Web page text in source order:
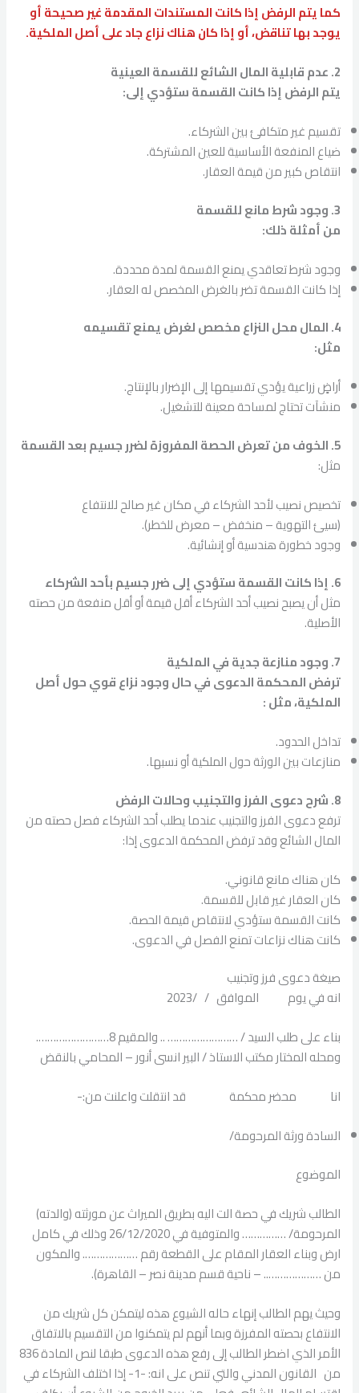
كما يتم الرفض إذا كانت المستندات المقدمة غير صحيحة أو
يوجد بها تناقض، أو إذا كان هناك نزاع جاد على أصل الملكية.
2. عدم قابلية المال الشائع للقسمة العينية
يتم الرفض إذا كانت القسمة ستؤدي إلى:
تقسيم غير متكافئ بين الشركاء.
ضياع المنفعة الأساسية للعين المشتركة.
انتقاص كبير من قيمة العقار.
3. وجود شرط مانع للقسمة
من أمثلة ذلك:
وجود شرط تعاقدي يمنع القسمة لمدة محددة.
إذا كانت القسمة تضر بالغرض المخصص له العقار.
4. المال محل النزاع مخصص لغرض يمنع تقسيمه
مثل:
أراضٍ زراعية يؤدي تقسيمها إلى الإضرار بالإنتاج.
منشآت تحتاج لمساحة معينة للتشغيل.
5. الخوف من تعرض الحصة المفروزة لضرر جسيم بعد القسمة
مثل:
تخصيص نصيب لأحد الشركاء في مكان غير صالح للانتفاع
(سيئ التهوية – منخفض – معرض للخطر).
وجود خطورة هندسية أو إنشائية.
6. إذا كانت القسمة ستؤدي إلى ضرر جسيم بأحد الشركاء
مثل أن يصبح نصيب أحد الشركاء أقل قيمة أو أقل منفعة من حصته
الأصلية.
7. وجود منازعة جدية في الملكية
ترفض المحكمة الدعوى في حال وجود نزاع قوي حول أصل
الملكية، مثل :
تداخل الحدود.
منازعات بين الورثة حول الملكية أو نسبها.
8. شرح دعوى الفرز والتجنيب وحالات الرفض
ترفع دعوى الفرز والتجنيب عندما يطلب أحد الشركاء فصل حصته من
المال الشائع وقد ترفض المحكمة الدعوى إذا:
كان هناك مانع قانوني.
كان العقار غير قابل للقسمة.
كانت القسمة ستؤدي لانتقاص قيمة الحصة.
كانت هناك نزاعات تمنع الفصل في الدعوى.
صيغة دعوى فرز وتجنيب
انه في يوم الموافق / /2023
بناء على طلب السيد / …………………… .. والمقيم 8…………………….
ومحله المختار مكتب الاستاذ / البير انسى أنور – المحامي بالنقض
انا محضر محكمة قد انتقلت واعلنت من:-
السادة ورثة المرحومة/
الموضوع
الطالب شريك في حصة الت اليه بطريق الميراث عن مورثته (والدته)
المرحومة/ …………… والمتوفية في 26/12/2020 وذلك في كامل
ارض وبناء العقار المقام على القطعة رقم ………………. والمكون
من ……………….. – ناحية قسم مدينة نصر – القاهرة).
وحيث يهم الطالب إنهاء حاله الشيوع هذه ليتمكن كل شريك من
الانتفاع بحصته المفرزة وبما أنهم لم يتمكنوا من التقسيم بالاتفاق
الأمر الذي اضطر الطالب إلى رفع هذه الدعوى طبقا لنص المادة 836
من القانون المدني والتي تنص على انه: -1- إذا اختلف الشركاء في